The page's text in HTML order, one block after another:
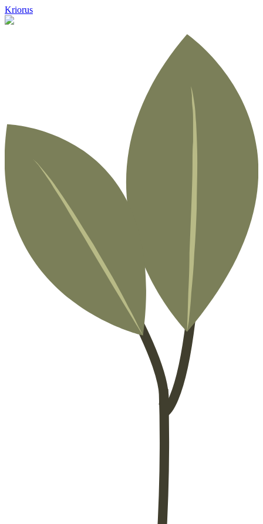
Kriorus